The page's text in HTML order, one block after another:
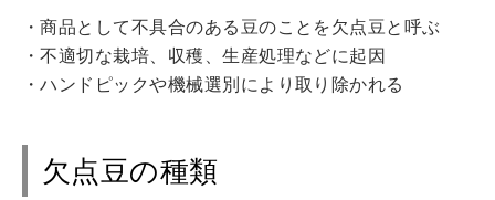
・商品として不具合のある豆のことを欠点豆と呼ぶ
・不適切な栽培、収穫、生産処理などに起因
・ハンドピックや機械選別により取り除かれる
欠点豆の種類